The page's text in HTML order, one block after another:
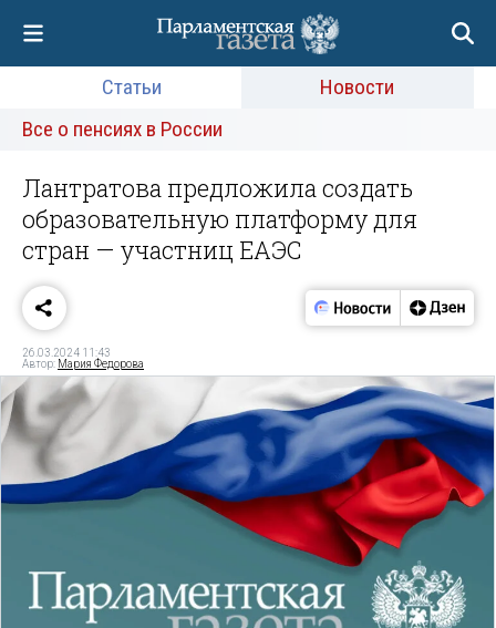
Статьи
Новости
Все о пенсиях в России
Лантратова предложила создать
образовательную платформу для
стран — участниц ЕАЭС
26.03.2024 11:43
Автор: Мария Федорова